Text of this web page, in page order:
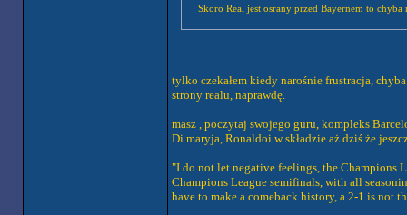
Skoro Real jest osrany przed Bayernem to
tylko czekałem kiedy narośnie frustracja,
strony realu, naprawdę.
masz , poczytaj swojego guru, kompleks
Di maryja, Ronaldoi w składzie aż dziś że
"I do not let negative feelings, the Champions
Champions League semifinals, with all
have to make a comeback history, a 2-1 is not